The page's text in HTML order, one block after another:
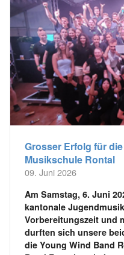
Grosser Erfolg für
Musikschule Rontal
09. Juni 2026
Am Samstag, 6. Juni
kantonale
Vorbereitungszeit und
durften sich unsere
die Young Wind Band